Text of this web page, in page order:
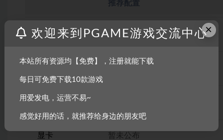
操作系统
CPU
内存
显卡
推荐配置
暂未公布
暂未公布
暂未公布
×
欢迎来到PGAME游戏交流中心
本站所有资源均【免费】，注册就能下载
每日可免费下载10款游戏
用爱发电，运营不易~
感觉好用的话，就推荐给身边的朋友吧